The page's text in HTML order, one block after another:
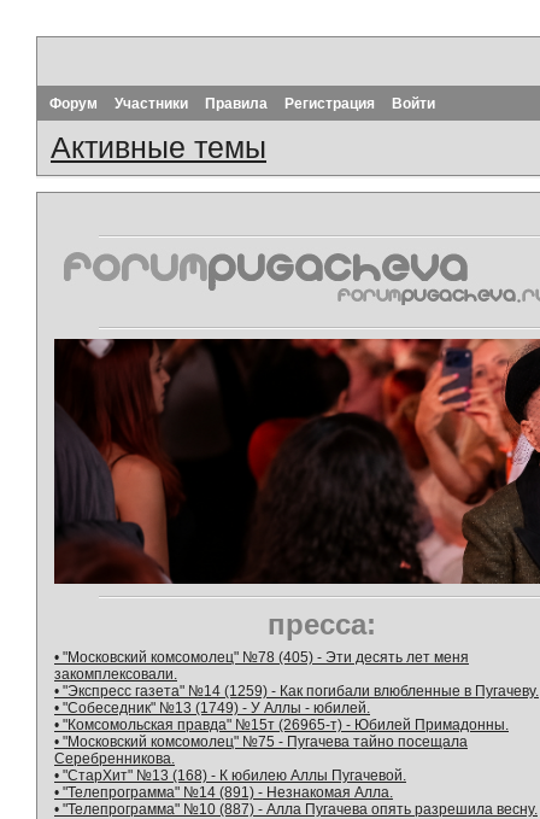
Форум Участники Правила Регистрация Войти
Активные темы
пресса:
• "Московский комсомолец" №78 (405) - Эти десять лет меня
закомплексовали.
• "Экспресс газета" №14 (1259) - Как погибали влюбленные в Пугачеву.
• "Собеседник" №13 (1749) - У Аллы - юбилей.
• "Комсомольская правда" №15т (26965-т) - Юбилей Примадонны.
• "Московский комсомолец" №75 - Пугачева тайно посещала
Серебренникова.
• "СтарХит" №13 (168) - К юбилею Аллы Пугачевой.
• "Телепрограмма" №14 (891) - Незнакомая Алла.
• "Телепрограмма" №10 (887) - Алла Пугачева опять разрешила весну.